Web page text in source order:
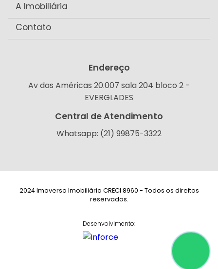
A Imobiliária
Contato
Endereço
Av das Américas 20.007 sala 204 bloco 2 -
EVERGLADES
Central de Atendimento
Whatsapp: (21) 99875-3322
2024 Imoverso Imobiliária CRECI 8960 - Todos os direitos
reservados.
Desenvolvimento: